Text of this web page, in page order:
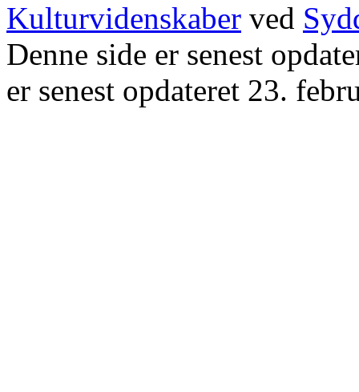
Kulturvidenskaber ved
Denne side er senest
er senest opdateret 23.